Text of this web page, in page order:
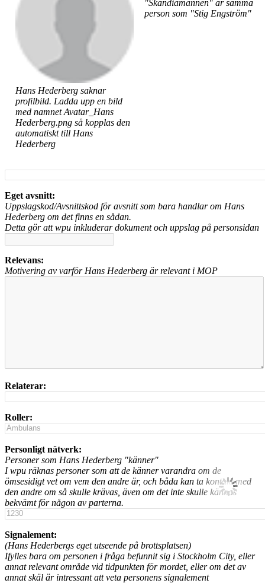
Hans Hederberg saknar
profilbild. Ladda upp en bild
med namnet Avatar_Hans
Hederberg.png så kopplas den
automatiskt till Hans
Hederberg
"Skandiamannen" är samma
person som "Stig Engström"
Eget avsnitt:
Uppslagskod/Avsnittskod för avsnitt som bara handlar om Hans
Hederberg om det finns en sådan.
Detta gör att wpu inkluderar dokument och uppslag på personsidan
Relevans:
Motivering av varför Hans Hederberg är relevant i MOP
Relaterar:
Roller:
Personligt nätverk:
Personer som Hans Hederberg "känner"
I wpu räknas personer som att de känner varandra om de
ömsesidigt vet om vem den andre är, och båda kan ta kontakt med
den andre om så skulle krävas, även om det inte skulle kännas
bekvämt för någon av parterna.
Signalement:
(Hans Hederbergs eget utseende på brottsplatsen)
Ifylles bara om personen i fråga befunnit sig i Stockholm City, eller
annat relevant område vid tidpunkten för mordet, eller om det av
annat skäl är intressant att veta personens signalement